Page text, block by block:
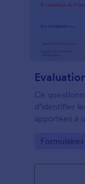
Ce
d’identifier
apportées à
Go to